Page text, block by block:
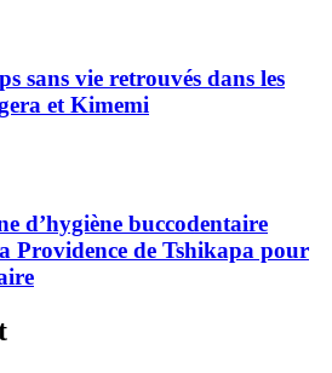
sans vie retrouvés dans les
et Kimemi
d’hygiène buccodentaire
Providence de Tshikapa pour